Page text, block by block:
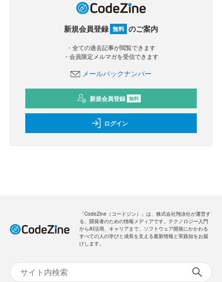
新規会員登録 無料 のご案内
・全ての過去記事が閲覧できます
・会員限定メルマガを受信できます
メールバックナンバー
新規会員登録 無料
ログイン
「CodeZine（コードジン）」は、株式会社翔泳社が運営す
る、開発者のための情報メディアです。テクノロジー入門
からAI活用、キャリアまで、ソフトウェア開発にかかわる
すべての人の学びと成長を支える最新情報と実践知をお届
けします。